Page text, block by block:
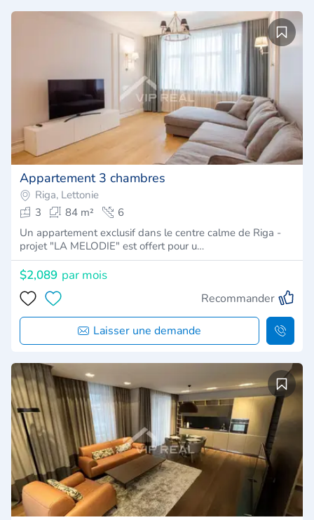
Appartement 3 chambres
Riga, Lettonie
3
84 m²
6
Un appartement exclusif dans le centre calme de Riga -
projet "LA MELODIE" est offert pour u…
$2,089 par mois
Recommander
Laisser une demande